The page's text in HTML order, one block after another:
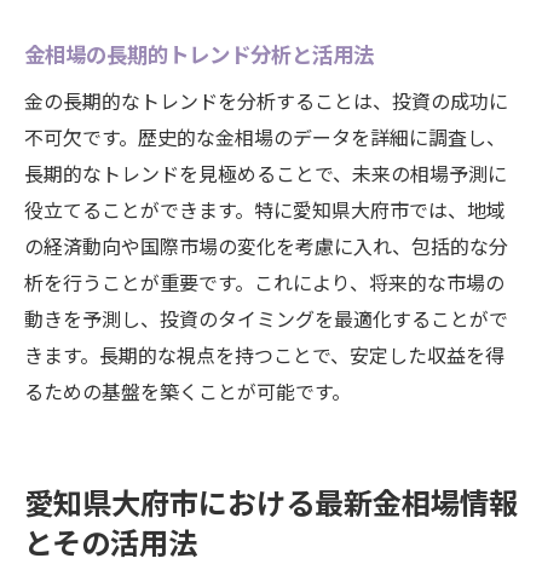
金相場の長期的トレンド分析と活用法
金の長期的なトレンドを分析することは、投資の成功に
不可欠です。歴史的な金相場のデータを詳細に調査し、
長期的なトレンドを見極めることで、未来の相場予測に
役立てることができます。特に愛知県大府市では、地域
の経済動向や国際市場の変化を考慮に入れ、包括的な分
析を行うことが重要です。これにより、将来的な市場の
動きを予測し、投資のタイミングを最適化することがで
きます。長期的な視点を持つことで、安定した収益を得
るための基盤を築くことが可能です。
愛知県大府市における最新金相場情報
とその活用法